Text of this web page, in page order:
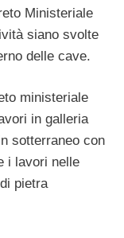
Ministeriale
siano svolte
delle cave.
ministeriale
in galleria
sotterraneo con
i lavori nelle
pietra